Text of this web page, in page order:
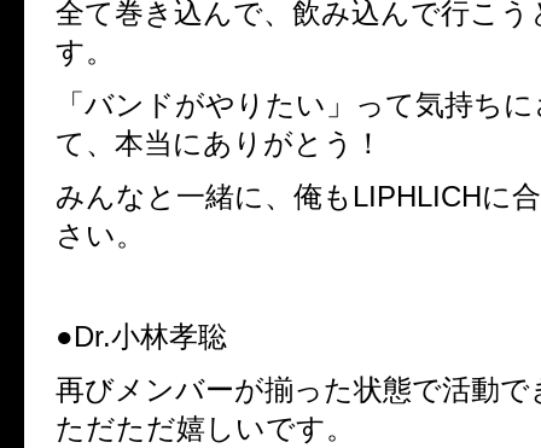
全て巻き込んで、飲み込んで行こ
す。
「バンドがやりたい」って気持ち
て、本当にありがとう！
みんなと一緒に、俺もLIPHLICHに
さい。
●Dr.小林孝聡
再びメンバーが揃った状態で活動
ただただ嬉しいです。